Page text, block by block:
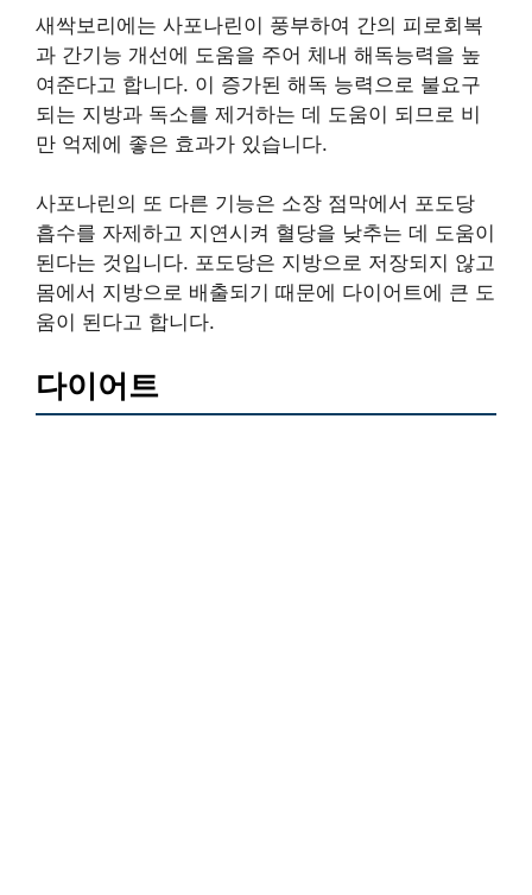
새싹보리에는 사포나린이 풍부하여 간의 피로회복
과 간기능 개선에 도움을 주어 체내 해독능력을 높
여준다고 합니다. 이 증가된 해독 능력으로 불요구
되는 지방과 독소를 제거하는 데 도움이 되므로 비
만 억제에 좋은 효과가 있습니다.
사포나린의 또 다른 기능은 소장 점막에서 포도당
흡수를 자제하고 지연시켜 혈당을 낮추는 데 도움이
된다는 것입니다. 포도당은 지방으로 저장되지 않고
몸에서 지방으로 배출되기 때문에 다이어트에 큰 도
움이 된다고 합니다.
다이어트